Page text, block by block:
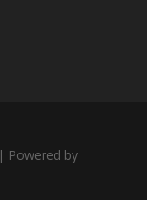
| Powered by